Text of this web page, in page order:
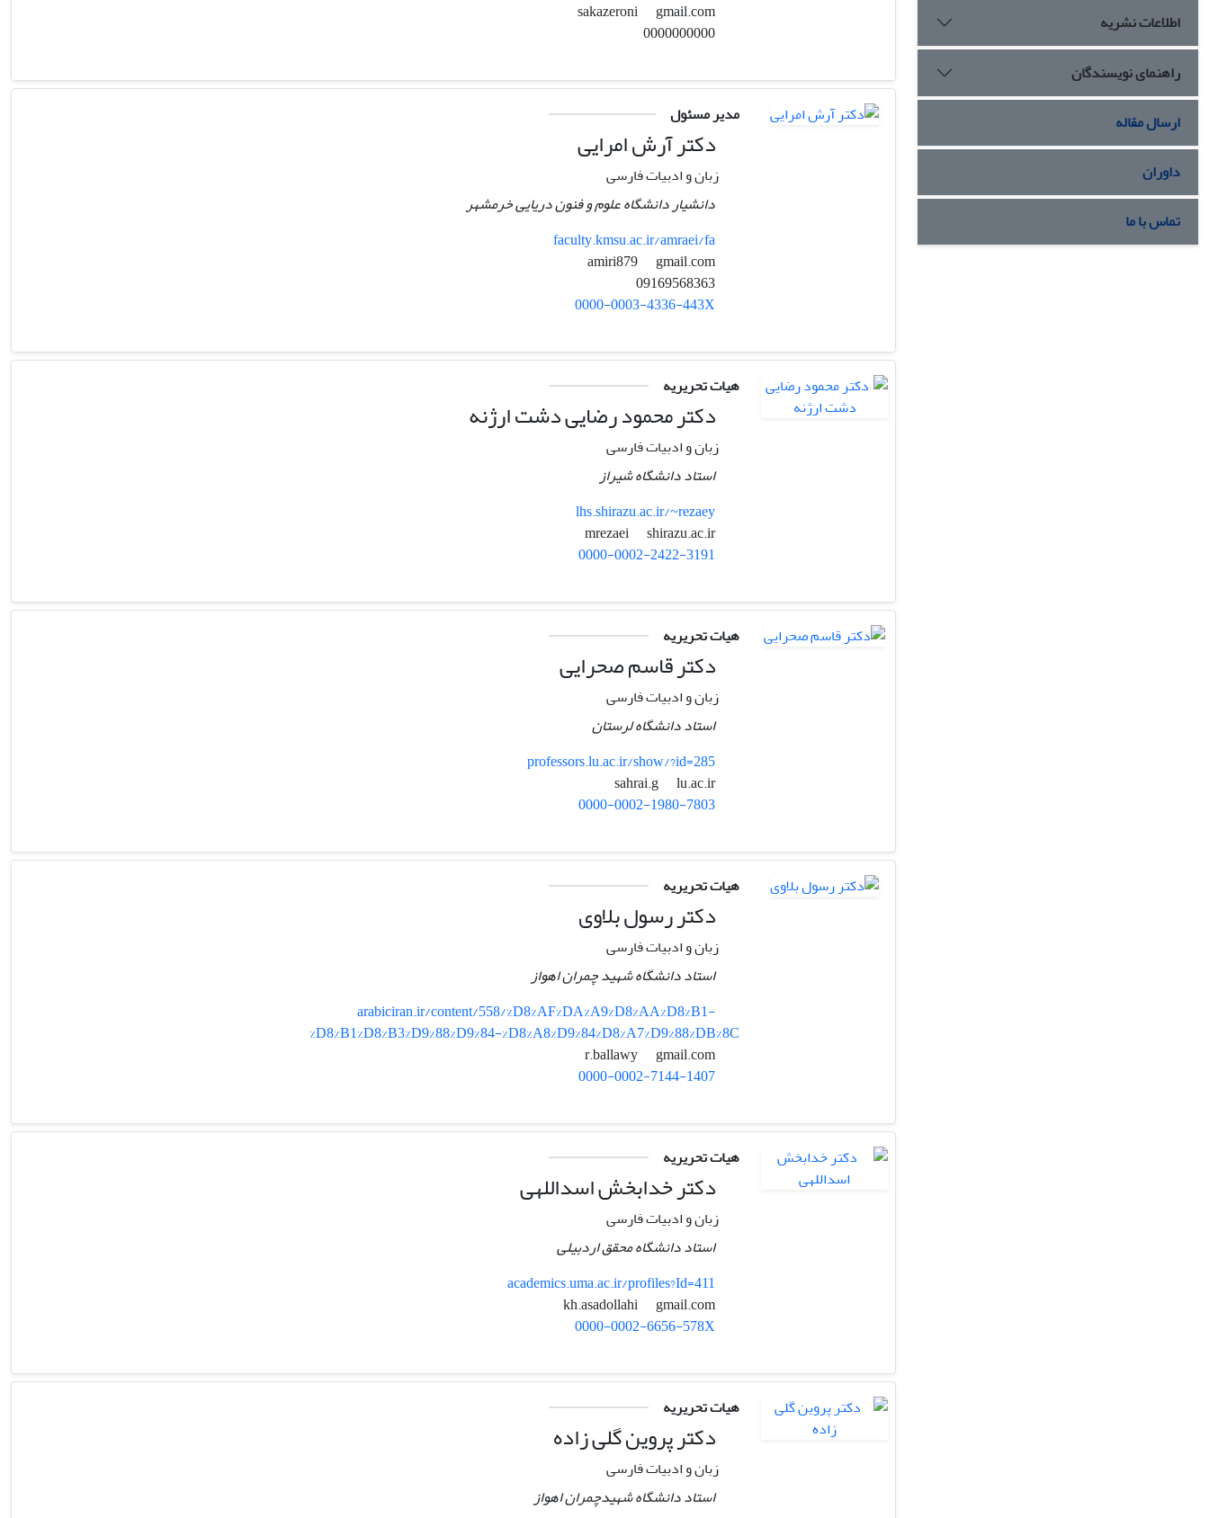
اطلاعات نشریه
راهنمای نویسندگان
ارسال مقاله
داوران
تماس با ما
gmail.com
مدیر مسئول
دکتر آرش امرایی
زبان و ادبیات فارسی
دانشیار دانشگاه علوم و فنون دریایی خرمشهر
faculty.kmsu.ac.ir/amraei/fa
gmail.com
0000-0003-4336-443X
هیات تحریریه
دکتر محمود رضایی دشت ارژنه
زبان و ادبیات فارسی
استاد دانشگاه شیراز
lhs.shirazu.ac.ir/~rezaey
mrezaei
shirazu.ac.ir
0000-0002-2422-3191
هیات تحریریه
دکتر قاسم صحرایی
زبان و ادبیات فارسی
استاد دانشگاه لرستان
professors.lu.ac.ir/show/?id=285
sahrai.g
lu.ac.ir
0000-0002-1980-7803
هیات تحریریه
دکتر رسول بلاوی
زبان و ادبیات فارسی
استاد دانشگاه شهید چمران اهواز
arabiciran.ir/content/558/%D8%AF%DA%A9%D8%AA%D8%B1-
%D8%B1%D8%B3%D9%88%D9%84-%D8%A8%D9%84%D8%A7%D9%88%DB%8C
gmail.com
0000-0002-7144-1407
هیات تحریریه
دکتر خدابخش اسداللهی
زبان و ادبیات فارسی
استاد دانشگاه محقق اردبیلی
academics.uma.ac.ir/profiles?Id=411
gmail.com
0000-0002-6656-578X
هیات تحریریه
دکتر پروین گلی زاده
زبان و ادبیات فارسی
استاد دانشگاه شهیدچمران اهواز